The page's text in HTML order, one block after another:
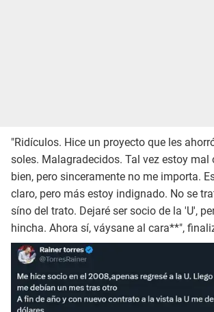
"Ridículos. Hice un proyecto que les
soles. Malagradecidos. Tal vez estoy mal
bien, pero sinceramente no me importa.
claro, pero más estoy indignado. No se
síno del trato. Dejaré ser socio de la 'U',
hincha. Ahora sí, váysane al cara**",